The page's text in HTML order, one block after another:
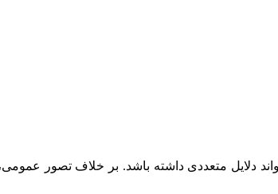
دلایل متعددی داشته باشد. بر خلاف تصور